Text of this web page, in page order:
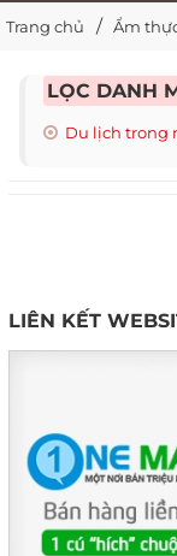
Trang chủ Ẩm
LỌC DANH
Du lịch trong
LIÊN KẾT